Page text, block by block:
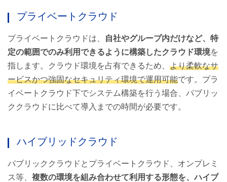
プライベートクラウド
プライベートクラウドは、
自社やグループ内だけなど、特
定の範囲でのみ利用できるように構築したクラウド環境を
指します。クラウド環境を占有できるため、 より柔軟なサ
ービスかつ強固なセキュリティ環境で運用可能です。プラ
イベートクラウド下でシステム構築を行う場合、パブリッ
ククラウドに比べて導入までの時間が必要です。
ハイブリッドクラウド
パブリッククラウドとプライベートクラウド、オンプレミ
ス等、 複数の環境を組み合わせて利用する形態を、ハイブ